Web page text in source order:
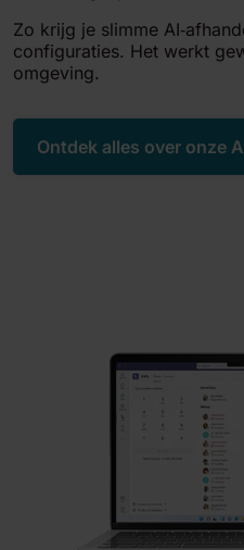
Zo krijg je slimme
configuraties. Het werkt
omgeving.
Ontdek alles over onze